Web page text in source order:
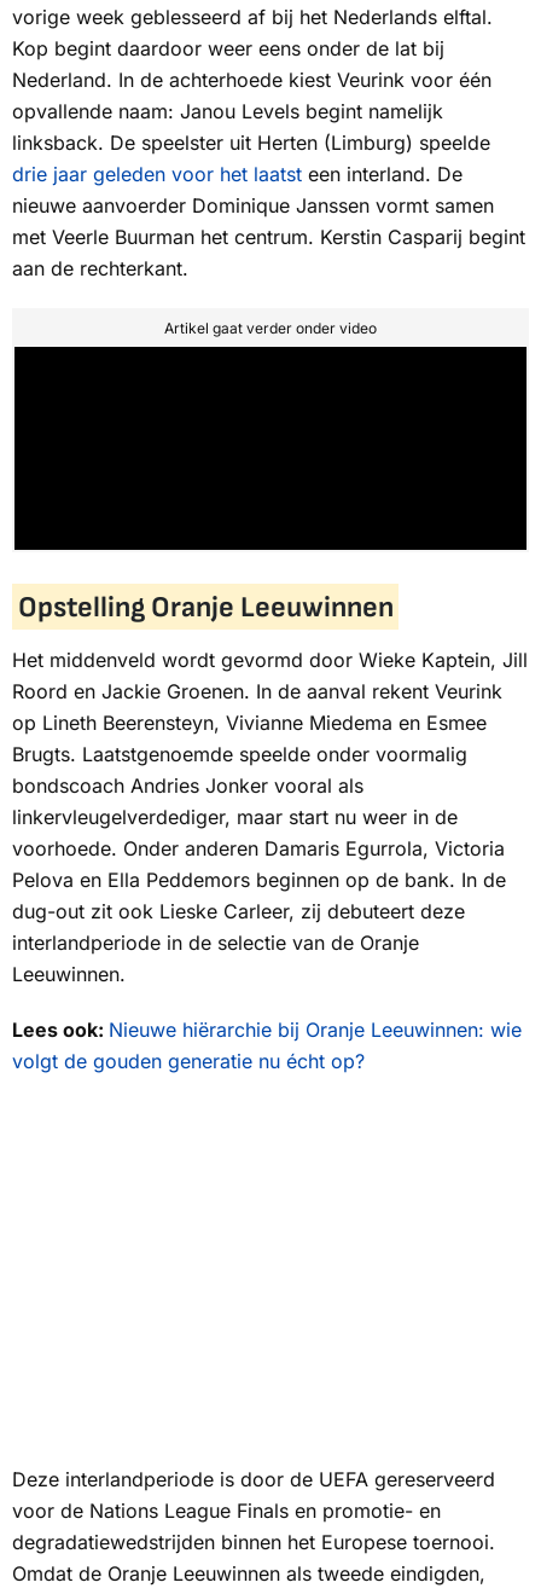
vorige week geblesseerd af bij het Nederlands elftal.
Kop begint daardoor weer eens onder de lat bij
Nederland. In de achterhoede kiest Veurink voor één
opvallende naam: Janou Levels begint namelijk
linksback. De speelster uit Herten (Limburg) speelde
drie jaar geleden voor het laatst een interland. De
nieuwe aanvoerder Dominique Janssen vormt samen
met Veerle Buurman het centrum. Kerstin Casparij begint
aan de rechterkant.
Artikel gaat verder onder video
Opstelling Oranje Leeuwinnen
Het middenveld wordt gevormd door Wieke Kaptein, Jill
Roord en Jackie Groenen. In de aanval rekent Veurink
op Lineth Beerensteyn, Vivianne Miedema en Esmee
Brugts. Laatstgenoemde speelde onder voormalig
bondscoach Andries Jonker vooral als
linkervleugelverdediger, maar start nu weer in de
voorhoede. Onder anderen Damaris Egurrola, Victoria
Pelova en Ella Peddemors beginnen op de bank. In de
dug-out zit ook Lieske Carleer, zij debuteert deze
interlandperiode in de selectie van de Oranje
Leeuwinnen.
Lees ook: Nieuwe hiërarchie bij Oranje Leeuwinnen: wie
volgt de gouden generatie nu écht op?
Deze interlandperiode is door de UEFA gereserveerd
voor de Nations League Finals en promotie- en
degradatiewedstrijden binnen het Europese toernooi.
Omdat de Oranje Leeuwinnen als tweede eindigden,